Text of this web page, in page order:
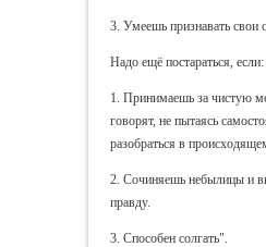
3. Умеешь признавать свои
Надо ещё постараться, если:
1. Принимаешь за чистую
говорят, не пытаясь
разобраться в
2. Сочиняешь небылицы и
правду.
3. Способен солгать".